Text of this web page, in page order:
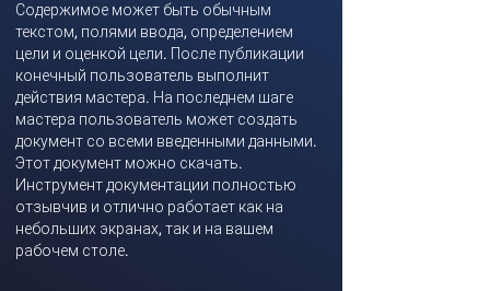
Содержимое может быть обычным
текстом, полями ввода, определением
цели и оценкой цели. После публикации
конечный пользователь выполнит
действия мастера. На последнем шаге
мастера пользователь может создать
документ со всеми введенными данными.
Этот документ можно скачать.
Инструмент документации полностью
отзывчив и отлично работает как на
небольших экранах, так и на вашем
рабочем столе.